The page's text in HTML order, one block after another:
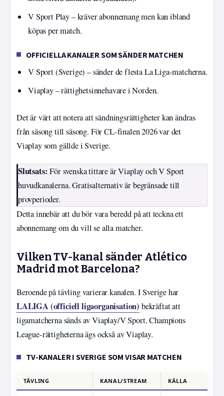
V Sport Play – kräver abonnemang men kan ibland
köpas per match.
OFFICIELLA KANALER SOM SÄNDER MATCHEN
V Sport (Sverige) – sänder de flesta La Liga-matcherna.
Viaplay – rättighetsinnehavare i Norden.
Det är värt att notera att sändningsrättigheter kan ändras
från säsong till säsong. För CL-finalen 2026 var det
Viaplay som gällde i Sverige.
Slutsats: För svenska tittare är Viaplay och V Sport
huvudkanalerna. Gratisalternativ är begränsade till
provperioder.
Detta innebär att du bör vara beredd på att teckna ett
abonnemang om du vill se alla matcher.
Vilken TV-kanal sänder Atlético
Madrid mot Barcelona?
Beroende på tävling varierar kanalen. I Sverige har
LALIGA (officiell ligaorganisation) bekräftat att
ligamatcherna sänds av Viaplay/V Sport. Champions
League-rättigheterna ägs också av Viaplay.
TV-KANALER I SVERIGE SOM VISAR MATCHEN
TÄVLING KANAL/STREAM KÄLLA